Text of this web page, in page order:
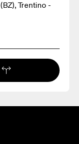
Trentino -